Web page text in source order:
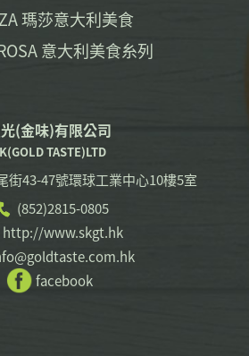
瑪莎意大利美食
意大利美食糸列
(金味)有限公司
TASTE)LTD
街43-47號環球工業中心10樓5室
(852)2815-0805
http://www.skgt.hk
facebook